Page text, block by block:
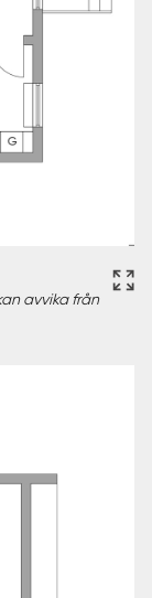
avvika från